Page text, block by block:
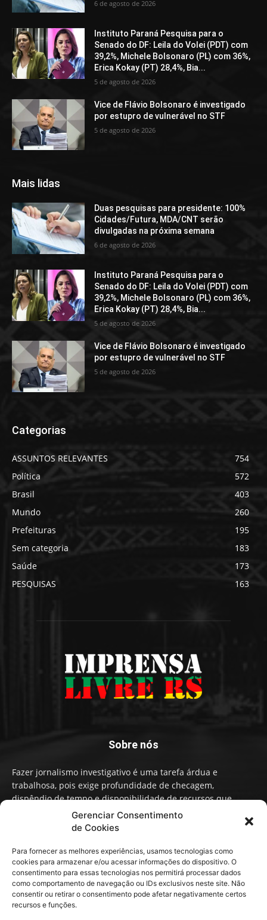
Gerenciar Consentimento
de Cookies
Para fornecer as melhores experiências, usamos tecnologias como
cookies para armazenar e/ou acessar informações do dispositivo. O
consentimento para essas tecnologias nos permitirá processar dados
como comportamento de navegação ou IDs exclusivos neste site. Não
consentir ou retirar o consentimento pode afetar negativamente certos
recursos e funções.
6 de agosto de 2026
Instituto Paraná Pesquisa para o
Senado do DF: Leila do Volei (PDT) com
39,2%, Michele Bolsonaro (PL) com 36%,
Erica Kokay (PT) 28,4%, Bia...
5 de agosto de 2026
Vice de Flávio Bolsonaro é investigado
por estupro de vulnerável no STF
5 de agosto de 2026
Mais lidas
Duas pesquisas para presidente: 100%
Cidades/Futura, MDA/CNT serão
divulgadas na próxima semana
6 de agosto de 2026
Instituto Paraná Pesquisa para o
Senado do DF: Leila do Volei (PDT) com
39,2%, Michele Bolsonaro (PL) com 36%,
Erica Kokay (PT) 28,4%, Bia...
5 de agosto de 2026
Vice de Flávio Bolsonaro é investigado
por estupro de vulnerável no STF
5 de agosto de 2026
Categorias
ASSUNTOS RELEVANTES
754
Política
572
Brasil
403
Mundo
260
Prefeituras
195
Sem categoria
183
Saúde
173
PESQUISAS
163
Sobre nós
Fazer jornalismo investigativo é uma tarefa árdua e
trabalhosa, pois exige profundidade de checagem,
dispêndio de tempo e disponibilidade de recursos que
influenciam na qualidade de informação e conteúdo. A
Imprensa Livre RS faz um Jornalismo independente,
Contato:contato@imprensalivrers.com.br